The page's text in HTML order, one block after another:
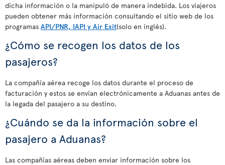
dicha información o la manipuló de manera indebida. Los viajeros
pueden obtener más información consultando el sitio web de los
programas API/PNR, IAPI y Air Exit(solo en inglés).
¿Cómo se recogen los datos de los
pasajeros?
La compañía aérea recoge los datos durante el proceso de
facturación y estos se envían electrónicamente a Aduanas antes de
la legada del pasajero a su destino.
¿Cuándo se da la información sobre el
pasajero a Aduanas?
Las compañías aéreas deben enviar información sobre los